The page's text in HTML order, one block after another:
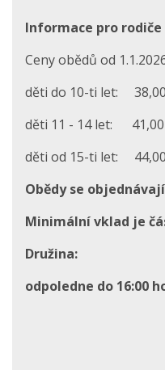
Informace pro rodiče
Ceny obědů od
děti do 10-ti let:
děti 11 - 14 let: 41,00
děti od 15-ti let:
Obědy se
Minimální vklad je
Družina:
odpoledne do 16:00